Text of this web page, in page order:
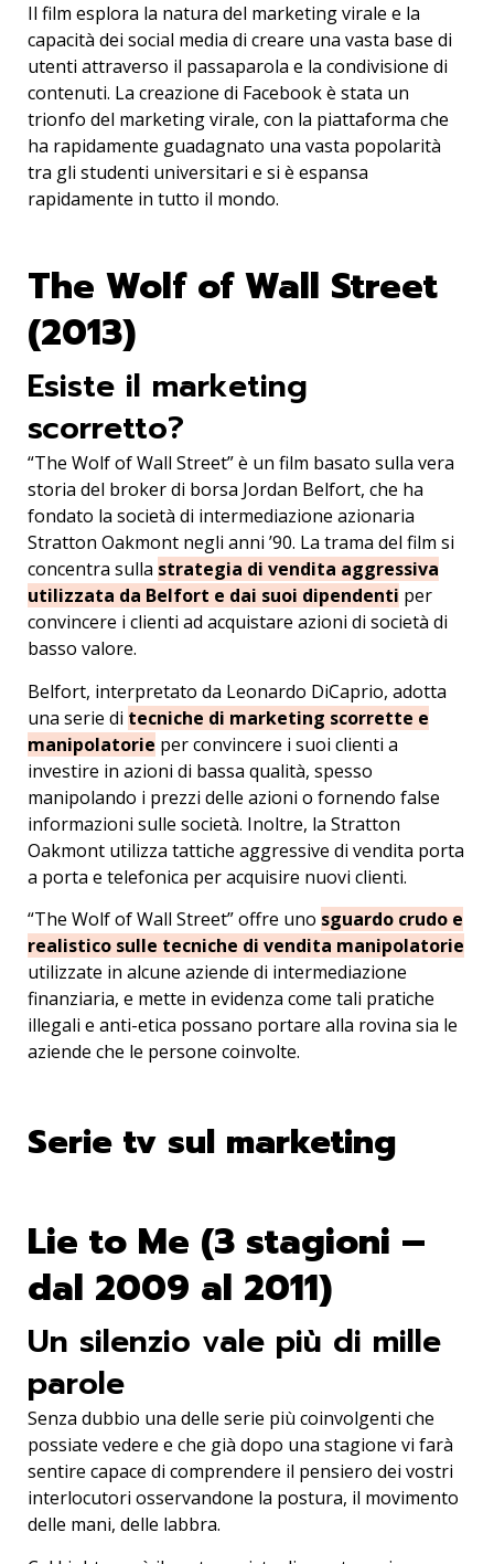
Il film esplora la natura del marketing virale e la
capacità dei social media di creare una vasta base di
utenti attraverso il passaparola e la condivisione di
contenuti. La creazione di Facebook è stata un
trionfo del marketing virale, con la piattaforma che
ha rapidamente guadagnato una vasta popolarità
tra gli studenti universitari e si è espansa
rapidamente in tutto il mondo.
The Wolf of Wall Street
(2013)
Esiste il marketing
scorretto?
“The Wolf of Wall Street” è un film basato sulla vera
storia del broker di borsa Jordan Belfort, che ha
fondato la società di intermediazione azionaria
Stratton Oakmont negli anni ’90. La trama del film si
concentra sulla strategia di vendita aggressiva
utilizzata da Belfort e dai suoi dipendenti per
convincere i clienti ad acquistare azioni di società di
basso valore.
Belfort, interpretato da Leonardo DiCaprio, adotta
una serie di tecniche di marketing scorrette e
manipolatorie per convincere i suoi clienti a
investire in azioni di bassa qualità, spesso
manipolando i prezzi delle azioni o fornendo false
informazioni sulle società. Inoltre, la Stratton
Oakmont utilizza tattiche aggressive di vendita porta
a porta e telefonica per acquisire nuovi clienti.
“The Wolf of Wall Street” offre uno sguardo crudo e
realistico sulle tecniche di vendita manipolatorie
utilizzate in alcune aziende di intermediazione
finanziaria, e mette in evidenza come tali pratiche
illegali e anti-etica possano portare alla rovina sia le
aziende che le persone coinvolte.
Serie tv sul marketing
Lie to Me (3 stagioni –
dal 2009 al 2011)
Un silenzio vale più di mille
parole
Senza dubbio una delle serie più coinvolgenti che
possiate vedere e che già dopo una stagione vi farà
sentire capace di comprendere il pensiero dei vostri
interlocutori osservandone la postura, il movimento
delle mani, delle labbra.